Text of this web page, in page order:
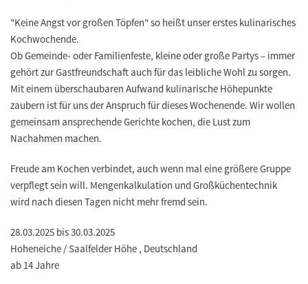
"Keine Angst vor großen Töpfen" so heißt unser erstes kulinarisches
Kochwochende.
Ob Gemeinde- oder Familienfeste, kleine oder große Partys – immer
gehört zur Gastfreundschaft auch für das leibliche Wohl zu sorgen.
Mit einem überschaubaren Aufwand kulinarische Höhepunkte
zaubern ist für uns der Anspruch für dieses Wochenende. Wir wollen
gemeinsam ansprechende Gerichte kochen, die Lust zum
Nachahmen machen.
Freude am Kochen verbindet, auch wenn mal eine größere Gruppe
verpflegt sein will. Mengenkalkulation und Großküchentechnik
wird nach diesen Tagen nicht mehr fremd sein.
28.03.2025 bis 30.03.2025
Hoheneiche / Saalfelder Höhe , Deutschland
ab 14 Jahre